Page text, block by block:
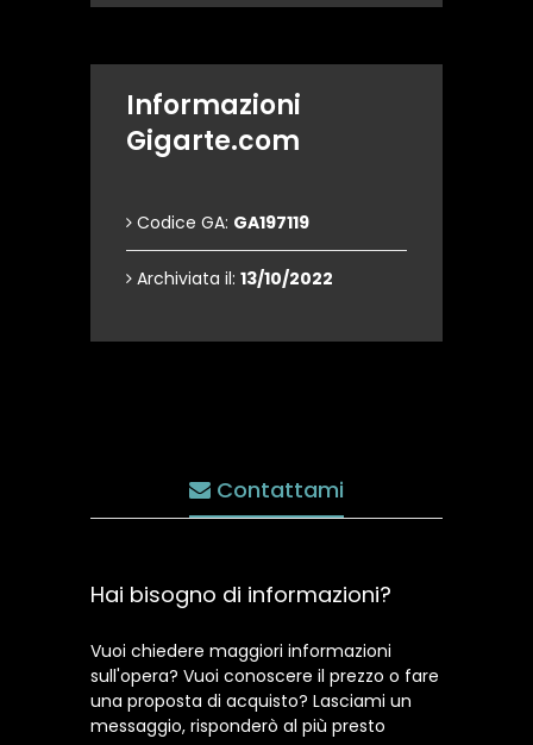
Informazioni
Gigarte.com
Codice GA: GA197119
Archiviata il: 13/10/2022
Contattami
Hai bisogno di informazioni?
Vuoi chiedere maggiori informazioni
sull'opera? Vuoi conoscere il prezzo o fare
una proposta di acquisto? Lasciami un
messaggio, risponderò al più presto